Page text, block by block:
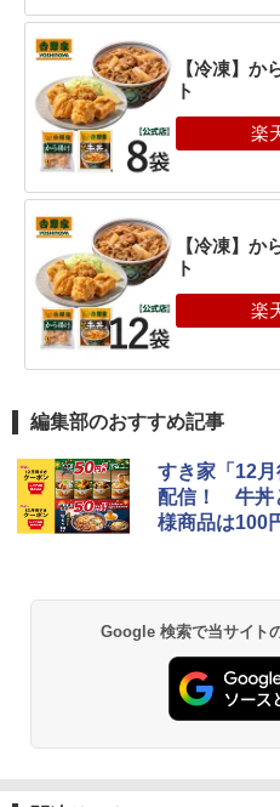
【冷凍】か
ト
【冷凍】か
ト
編集部のおすすめ記事
すき家「12
配信！ 牛丼
様商品は100
Google 検索で当サイト